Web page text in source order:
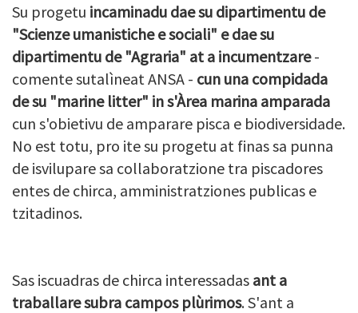
Su progetu incaminadu dae su dipartimentu de
"Scienze umanistiche e sociali" e dae su
dipartimentu de "Agraria" at a incumentzare-
comente sutalìneat ANSA - cun una compidada
de su "marine litter" in s'Àrea marina amparada
cun s'obietivu de amparare pisca e biodiversidade.
No est totu, pro ite su progetu at finas sa punna
de isvilupare sa collaboratzione tra piscadores
entes de chirca, amministratziones publicas e
tzitadinos.
Sas iscuadras de chirca interessadas ant a
traballare subra campos plùrimos. S'ant a